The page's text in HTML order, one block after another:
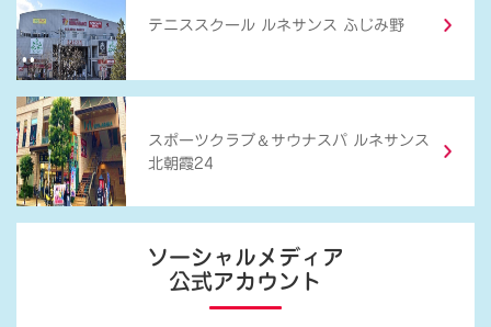
テニススクール ルネサンス ふじみ野
スポーツクラブ ＆ サウナスパ ルネサンス
北朝霞24
ソーシャルメディア
公式アカウント